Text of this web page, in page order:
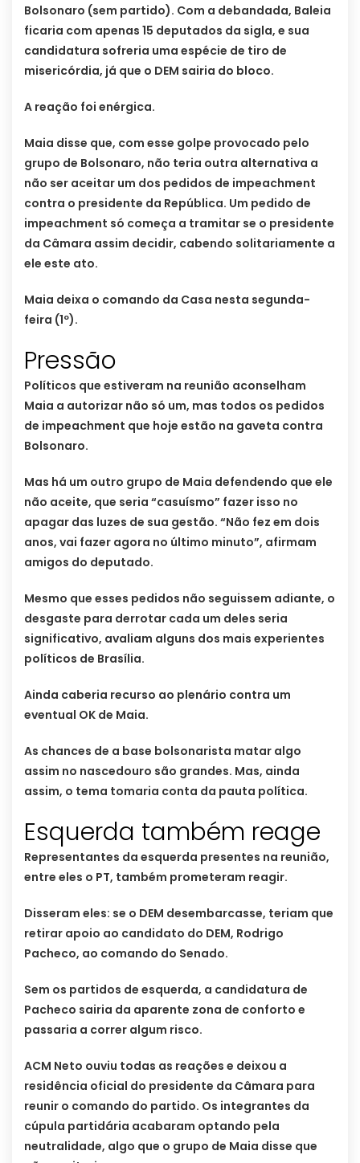
Bolsonaro (sem partido). Com a debandada, Baleia
ficaria com apenas 15 deputados da sigla, e sua
candidatura sofreria uma espécie de tiro de
misericórdia, já que o DEM sairia do bloco.
A reação foi enérgica.
Maia disse que, com esse golpe provocado pelo
grupo de Bolsonaro, não teria outra alternativa a
não ser aceitar um dos pedidos de impeachment
contra o presidente da República. Um pedido de
impeachment só começa a tramitar se o presidente
da Câmara assim decidir, cabendo solitariamente a
ele este ato.
Maia deixa o comando da Casa nesta segunda-
feira (1º).
Pressão
Políticos que estiveram na reunião aconselham
Maia a autorizar não só um, mas todos os pedidos
de impeachment que hoje estão na gaveta contra
Bolsonaro.
Mas há um outro grupo de Maia defendendo que ele
não aceite, que seria “casuísmo” fazer isso no
apagar das luzes de sua gestão. “Não fez em dois
anos, vai fazer agora no último minuto”, afirmam
amigos do deputado.
Mesmo que esses pedidos não seguissem adiante, o
desgaste para derrotar cada um deles seria
significativo, avaliam alguns dos mais experientes
políticos de Brasília.
Ainda caberia recurso ao plenário contra um
eventual OK de Maia.
As chances de a base bolsonarista matar algo
assim no nascedouro são grandes. Mas, ainda
assim, o tema tomaria conta da pauta política.
Esquerda também reage
Representantes da esquerda presentes na reunião,
entre eles o PT, também prometeram reagir.
Disseram eles: se o DEM desembarcasse, teriam que
retirar apoio ao candidato do DEM, Rodrigo
Pacheco, ao comando do Senado.
Sem os partidos de esquerda, a candidatura de
Pacheco sairia da aparente zona de conforto e
passaria a correr algum risco.
ACM Neto ouviu todas as reações e deixou a
residência oficial do presidente da Câmara para
reunir o comando do partido. Os integrantes da
cúpula partidária acabaram optando pela
neutralidade, algo que o grupo de Maia disse que